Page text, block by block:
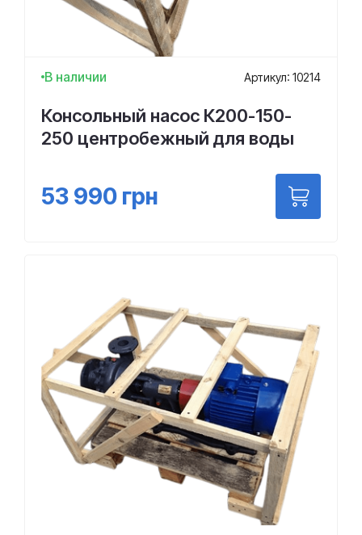
В наличии Артикул: 10214
Консольный насос К200-150-
250 центробежный для воды
53 990 грн